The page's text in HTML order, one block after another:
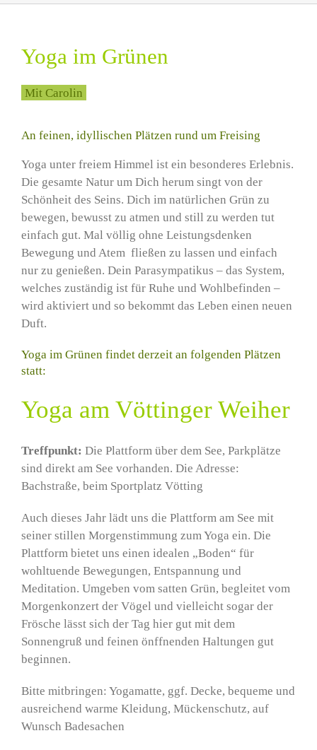
Yoga im Grünen
Mit Carolin
An feinen, idyllischen Plätzen rund um Freising
Yoga unter freiem Himmel ist ein besonderes Erlebnis.
Die gesamte Natur um Dich herum singt von der
Schönheit des Seins. Dich im natürlichen Grün zu
bewegen, bewusst zu atmen und still zu werden tut
einfach gut. Mal völlig ohne Leistungsdenken
Bewegung und Atem fließen zu lassen und einfach
nur zu genießen. Dein Parasympatikus – das System,
welches zuständig ist für Ruhe und Wohlbefinden –
wird aktiviert und so bekommt das Leben einen neuen
Duft.
Yoga im Grünen findet derzeit an folgenden Plätzen
statt:
Yoga am Vöttinger Weiher
Treffpunkt: Die Plattform über dem See, Parkplätze
sind direkt am See vorhanden. Die Adresse:
Bachstraße, beim Sportplatz Vötting
Auch dieses Jahr lädt uns die Plattform am See mit
seiner stillen Morgenstimmung zum Yoga ein. Die
Plattform bietet uns einen idealen „Boden“ für
wohltuende Bewegungen, Entspannung und
Meditation. Umgeben vom satten Grün, begleitet vom
Morgenkonzert der Vögel und vielleicht sogar der
Frösche lässt sich der Tag hier gut mit dem
Sonnengruß und feinen önffnenden Haltungen gut
beginnen.
Bitte mitbringen: Yogamatte, ggf. Decke, bequeme und
ausreichend warme Kleidung, Mückenschutz, auf
Wunsch Badesachen